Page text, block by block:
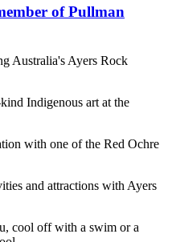
of Pullman
Australia's Ayers Rock
Indigenous art at the
with one of the Red Ochre
and attractions with Ayers
cool off with a swim or a